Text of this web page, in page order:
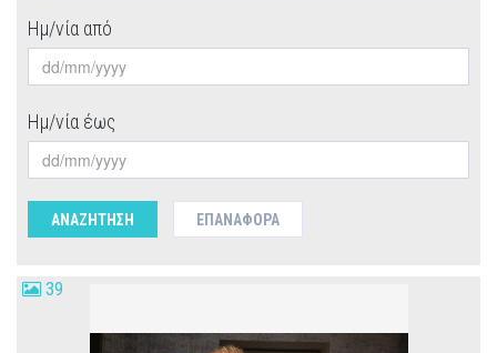
Ημ/νία από
Ημ/νία έως
ΑΝΑΖΗΤΗΣΗ ΕΠΑΝΑΦΟΡΆ
39